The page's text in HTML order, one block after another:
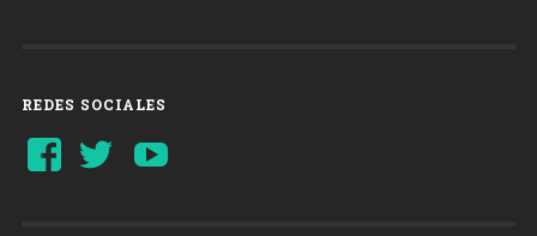
REDES SOCIALES
Ver
perfil
Ver
perfil